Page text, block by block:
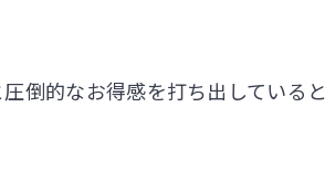
倒的なお得感を打ち出していると